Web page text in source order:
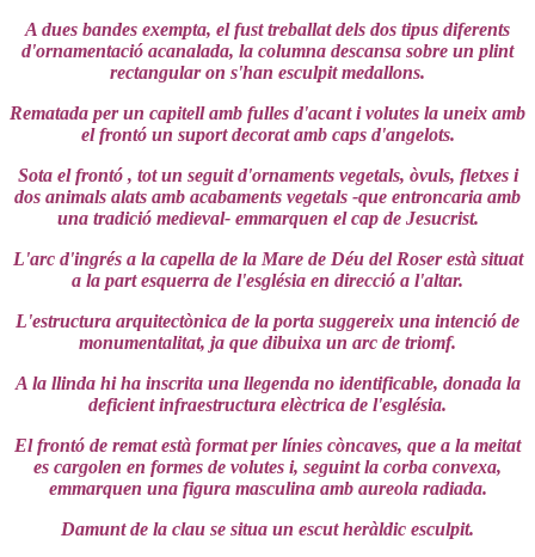
A dues bandes exempta, el fust treballat dels dos tipus diferents
d'ornamentació acanalada, la columna descansa sobre un plint
rectangular on s'han esculpit medallons.
Rematada per un capitell amb fulles d'acant i volutes la uneix amb
el frontó un suport decorat amb caps d'angelots.
Sota el frontó , tot un seguit d'ornaments vegetals, òvuls, fletxes i
dos animals alats amb acabaments vegetals -que entroncaria amb
una tradició medieval- emmarquen el cap de Jesucrist.
L'arc d'ingrés a la capella de la Mare de Déu del Roser està situat
a la part esquerra de l'església en direcció a l'altar.
L'estructura arquitectònica de la porta suggereix una intenció de
monumentalitat, ja que dibuixa un arc de triomf.
A la llinda hi ha inscrita una llegenda no identificable, donada la
deficient infraestructura elèctrica de l'església.
El frontó de remat està format per línies còncaves, que a la meitat
es cargolen en formes de volutes i, seguint la corba convexa,
emmarquen una figura masculina amb aureola radiada.
Damunt de la clau se situa un escut heràldic esculpit.